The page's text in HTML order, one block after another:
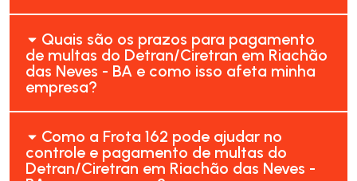
Quais são os prazos para pagamento
de multas do Detran/Ciretran em Riachão
das Neves - BA e como isso afeta minha
empresa?
Como a Frota 162 pode ajudar no
controle e pagamento de multas do
Detran/Ciretran em Riachão das Neves -